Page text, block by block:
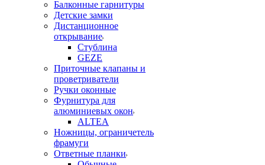
Балконные гарнитуры
Детские замки
Дистанционное
открывание
Стублина
GEZE
Приточные клапаны и
проветриватели
Ручки оконные
Фурнитура для
алюминиевых окон
ALTEA
Ножницы, ограничетель
фрамуги
Ответные планки